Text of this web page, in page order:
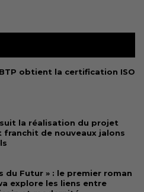
BTP obtient la certification ISO
la réalisation du projet
franchit de nouveaux jalons
du Futur » : le premier roman
explore les liens entre